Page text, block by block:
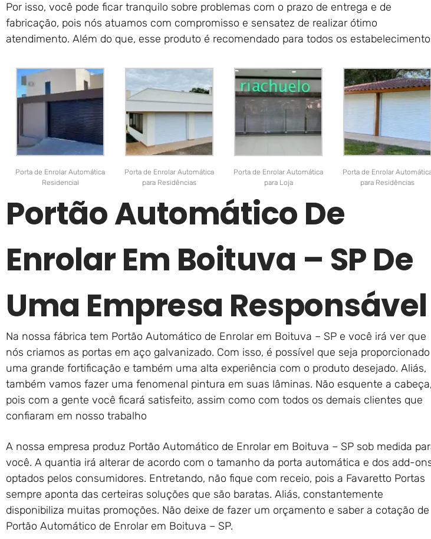
Por isso, você pode ficar tranquilo sobre problemas com o prazo de entrega e de
fabricação, pois nós atuamos com compromisso e sensatez de realizar ótimo
atendimento. Além do que, esse produto é recomendado para todos os
Porta de Enrolar Automática
Residencial
Porta de Enrolar Automática
para Residências
Porta de Enrolar Automática
para Loja
Porta de Enrolar
para Residências
Portão Automático De
Enrolar Em Boituva – SP De
Uma Empresa Responsável
Na nossa fábrica tem Portão Automático de Enrolar em Boituva – SP e você irá ver que
nós criamos as portas em aço galvanizado. Com isso, é possível que seja proporcionado
uma grande fortificação e também uma alta experiência com o produto desejado. Aliás,
também vamos fazer uma fenomenal pintura em suas lâminas. Não esquente a cabeça,
pois com a gente você ficará satisfeito, assim como com todos os demais clientes que
confiaram em nosso trabalho
A nossa empresa produz Portão Automático de Enrolar em Boituva – SP sob medida
você. A quantia irá alterar de acordo com o tamanho da porta automática e dos add-
optados pelos consumidores. Entretando, não fique com receio, pois a Favaretto Portas
sempre aponta das certeiras soluções que são baratas. Aliás, constantemente
disponibiliza muitas promoções. Não deixe de fazer um orçamento e saber a cotação de
Portão Automático de Enrolar em Boituva – SP.